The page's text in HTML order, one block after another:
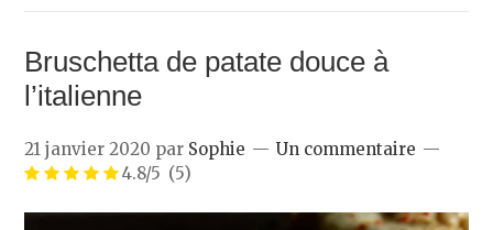
Bruschetta de patate douce à
l’italienne
21 janvier 2020 par Sophie
Un commentaire
4.8/5 (5)